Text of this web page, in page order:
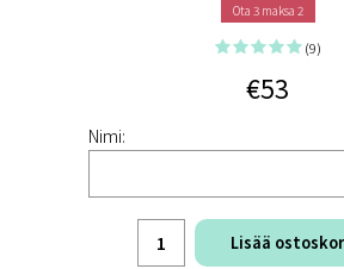
Ota 3 maksa 2
(9)
€53
Nimi:
Lisää